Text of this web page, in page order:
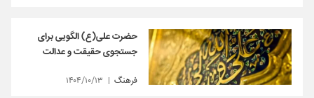
حضرت علی(ع) الگویی برای
جستجوی حقیقت و عدالت
فرهنگ ۱۴۰۴/۱۰/۱۳